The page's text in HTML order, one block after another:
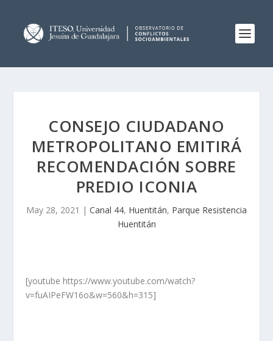
CONSEJO CIUDADANO
METROPOLITANO EMITIRÁ
RECOMENDACIÓN SOBRE
PREDIO ICONIA
May 28, 2021 | Canal 44, Huentitán, Parque Resistencia
Huentitán
[youtube https://www.youtube.com/watch?
v=fuAIPeFW16o&w=560&h=315]